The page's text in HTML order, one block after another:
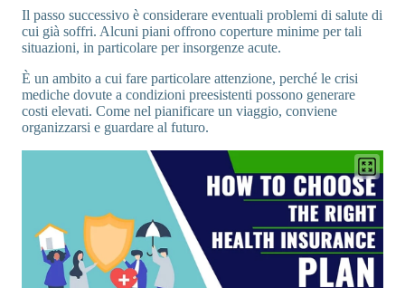
Il passo successivo è considerare eventuali problemi di salute di
cui già soffri. Alcuni piani offrono coperture minime per tali
situazioni, in particolare per insorgenze acute.
È un ambito a cui fare particolare attenzione, perché le crisi
mediche dovute a condizioni preesistenti possono generare
costi elevati. Come nel pianificare un viaggio, conviene
organizzarsi e guardare al futuro.